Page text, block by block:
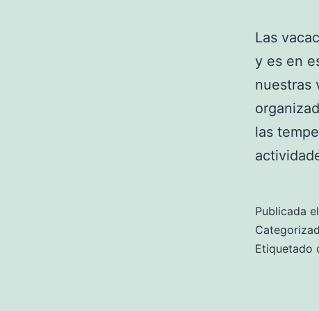
Las
y es en
nuestras
las
Publicada el
Etiquetado